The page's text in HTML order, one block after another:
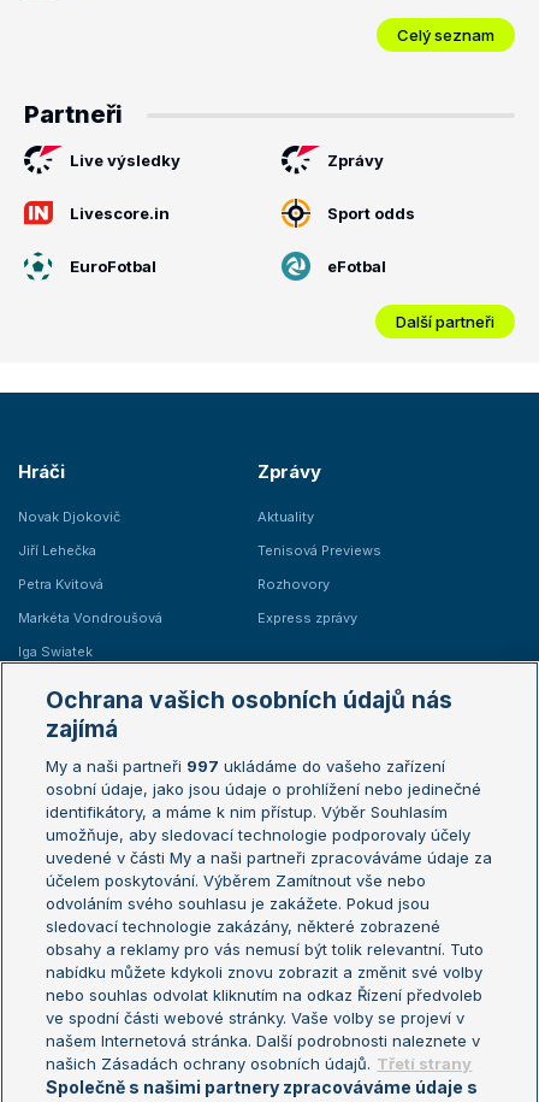
Celý seznam
Partneři
Live výsledky Zprávy
Livescore.in Sport odds
EuroFotbal eFotbal
Další partneři
Hráči
Novak Djokovič
Jiří Lehečka
Petra Kvitová
Markéta Vondroušová
Iga Swiatek
Zprávy
Aktuality
Tenisová Previews
Rozhovory
Express zprávy
Žebříčky
Žebříček ATP (muži)
Žebříček WTA (ženy)
Sázkařský žebříček
Australian Open
French Open
Wimbledon
US Open
Turnaj mistrů
Turnaj mistryň
Aktualní trendy
Fotbalové přestupy
Livesport Daily
LS Prague Open
Ochrana vašich osobních údajů nás
zajímá
My a naši partneři 997 ukládáme do vašeho zařízení
osobní údaje, jako jsou údaje o prohlížení nebo jedinečné
identifikátory, a máme k nim přístup. Výběr Souhlasím
umožňuje, aby sledovací technologie podporovaly účely
uvedené v části My a naši partneři zpracováváme údaje za
účelem poskytování. Výběrem Zamítnout vše nebo
odvoláním svého souhlasu je zakážete. Pokud jsou
sledovací technologie zakázány, některé zobrazené
obsahy a reklamy pro vás nemusí být tolik relevantní. Tuto
nabídku můžete kdykoli znovu zobrazit a změnit své volby
nebo souhlas odvolat kliknutím na odkaz Řízení předvoleb
ve spodní části webové stránky. Vaše volby se projeví v
našem Internetová stránka. Další podrobnosti naleznete v
našich Zásadách ochrany osobních údajů. Třetí strany
Společně s našimi partnery zpracováváme údaje s